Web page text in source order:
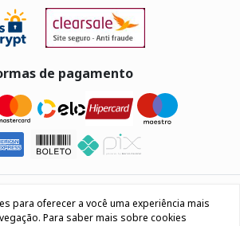
de pagamento
Eletrônicos - CNPJ
04.080.033/0001-40
para oferecer a você uma experiência mais
Para saber mais sobre cookies